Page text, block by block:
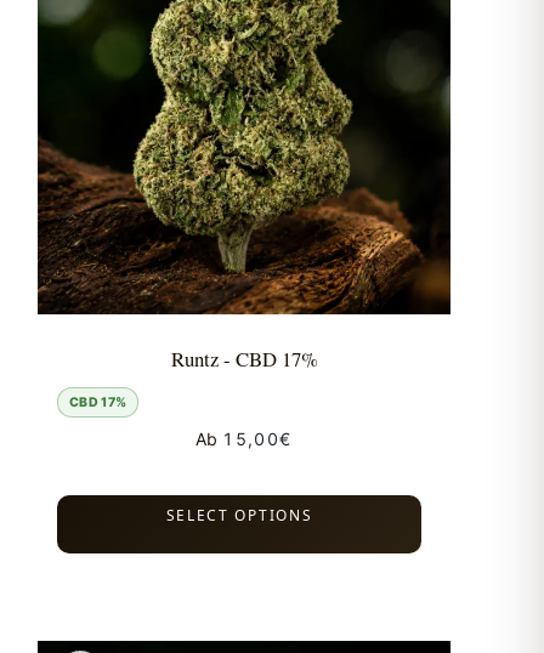
Runtz - CBD 17%
CBD 17%
Ab 15,00€
SELECT OPTIONS